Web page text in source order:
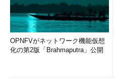
OPNFVがネットワーク機能仮想
化の第2版「Brahmaputra」公開